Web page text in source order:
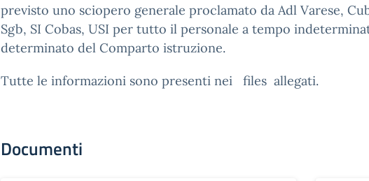
previsto uno sciopero generale proclamato da Adl Varese,
Sgb, SI Cobas, USI per tutto il personale a tempo
determinato del Comparto istruzione.
Tutte le informazioni sono presenti nei files allegati.
Documenti